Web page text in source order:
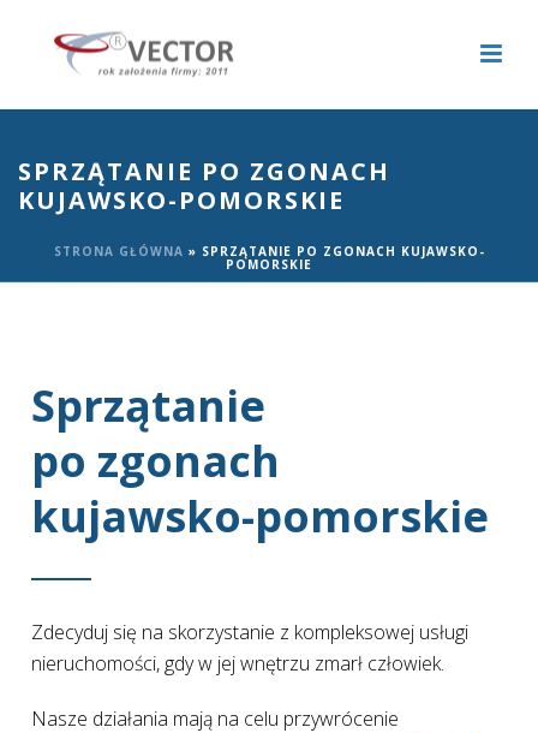
SPRZĄTANIE PO ZGONACH
KUJAWSKO-POMORSKIE
STRONA GŁÓWNA » SPRZĄTANIE PO ZGONACH KUJAWSKO-
POMORSKIE
Sprzątanie
po zgonach
kujawsko-pomorskie
Zdecyduj się na skorzystanie z kompleksowej usługi
nieruchomości, gdy w jej wnętrzu zmarł człowiek.
Nasze działania mają na celu przywrócenie